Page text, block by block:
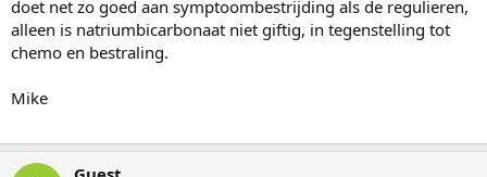
doet net zo goed aan symptoombestrijding als de regulieren,
alleen is natriumbicarbonaat niet giftig, in tegenstelling tot
chemo en bestraling.
Mike